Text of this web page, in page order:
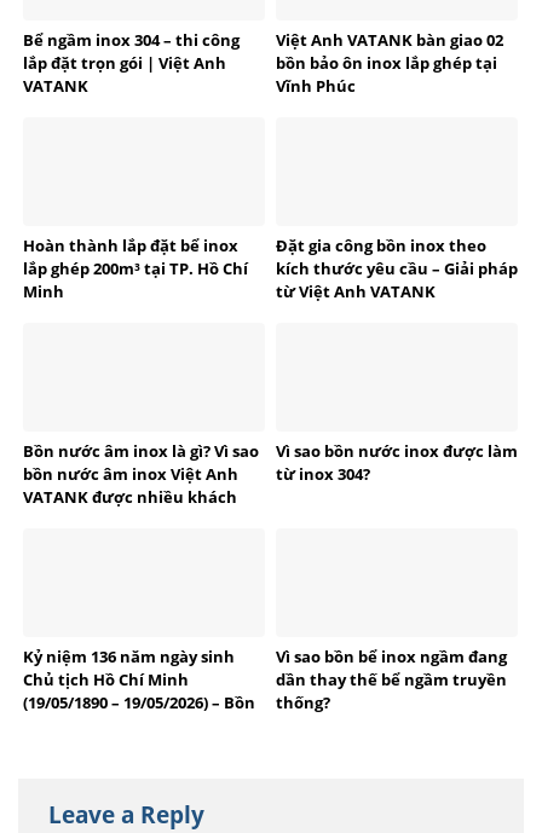
Bể ngầm inox 304 – thi công
lắp đặt trọn gói | Việt Anh
VATANK
Việt Anh VATANK bàn giao 02
bồn bảo ôn inox lắp ghép tại
Vĩnh Phúc
Hoàn thành lắp đặt bể inox
lắp ghép 200m³ tại TP. Hồ Chí
Minh
Đặt gia công bồn inox theo
kích thước yêu cầu – Giải pháp
từ Việt Anh VATANK
Bồn nước âm inox là gì? Vì sao
bồn nước âm inox Việt Anh
VATANK được nhiều khách
Vì sao bồn nước inox được làm
từ inox 304?
Kỷ niệm 136 năm ngày sinh
Chủ tịch Hồ Chí Minh
(19/05/1890 – 19/05/2026) – Bồn
Vì sao bồn bể inox ngầm đang
dần thay thế bể ngầm truyền
thống?
Leave a Reply